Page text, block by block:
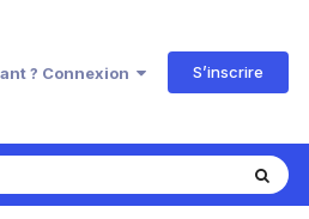
? Connexion S’inscrire